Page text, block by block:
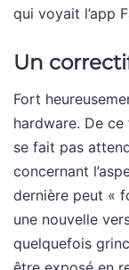
qui voyait l’app
Un
Fort
hardware. De
se fait pas
concernant
dernière peut «
une nouvelle
quelquefois